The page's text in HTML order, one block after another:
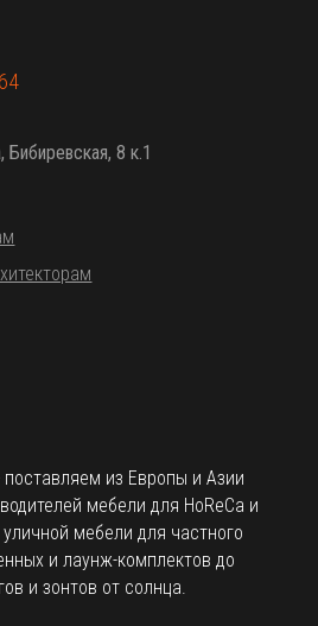
поставляем из Европы и Азии
мебели для HoReCa и
мебели для частного
и лаунж-комплектов до
и зонтов от солнца.
8 к.1